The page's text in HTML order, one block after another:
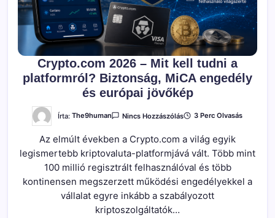
Crypto.com 2026 – Mit kell tudni a
platformról? Biztonság, MiCA engedély
és európai jövőkép
Írta: The9human Nincs HozzászólásA(z)
–
Kell
Tudni
A
Platformról?
Biztonság,
MiCA
Engedély
3 Perc Olvasás
Az elmúlt években a Crypto.com a világ egyik
legismertebb kriptovaluta-platformjává vált. Több mint
100 millió regisztrált felhasználóval és több
kontinensen megszerzett működési engedélyekkel a
vállalat egyre inkább a szabályozott
kriptoszolgáltatók…